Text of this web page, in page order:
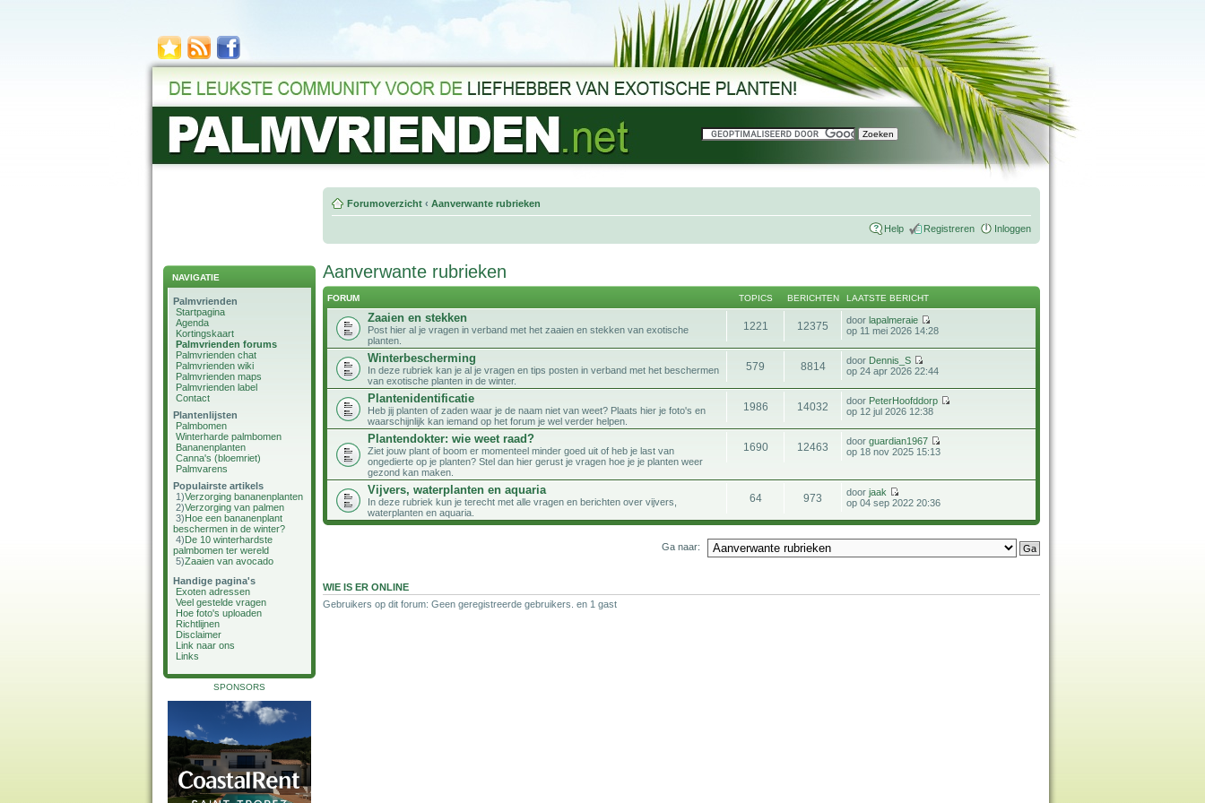
NAVIGATIE
Palmvrienden
Startpagina
Agenda
Kortingskaart
Palmvrienden forums
Palmvrienden chat
Palmvrienden wiki
Palmvrienden maps
Palmvrienden label
Contact
Plantenlijsten
Palmbomen
Winterharde palmbomen
Bananenplanten
Canna's (bloemriet)
Palmvarens
Populairste artikels
1)Verzorging bananenplanten
2)Verzorging van palmen
3)Hoe een bananenplant
beschermen in de winter?
4)De 10 winterhardste
palmbomen ter wereld
5)Zaaien van avocado
Handige pagina's
Exoten adressen
Veel gestelde vragen
Hoe foto's uploaden
Richtlijnen
Disclaimer
Link naar ons
Links
SPONSORS
Forumoverzicht ‹ Aanverwante rubrieken
Help Registreren Inloggen
Aanverwante rubrieken
FORUM TOPICS BERICHTEN LAATSTE BERICHT
Zaaien en stekken
Post hier al je vragen in verband met het zaaien en stekken van exotische
planten.
1221 12375 doorlapalmeraie
op 11 mei 2026 14:28
Winterbescherming
In deze rubriek kan je al je vragen en tips posten in verband met het beschermen
van exotische planten in de winter.
579 8814 door Dennis_S
op 24 apr 2026 22:44
Plantenidentificatie
Heb jij planten of zaden waar je de naam niet van weet? Plaats hier je foto's en
waarschijnlijk kan iemand op het forum je wel verder helpen.
1986 14032 door PeterHoofddorp
op 12 jul 2026 12:38
Plantendokter: wie weet raad?
Ziet jouw plant of boom er momenteel minder goed uit of heb je last van
ongedierte op je planten? Stel dan hier gerust je vragen hoe je je planten weer
gezond kan maken.
1690 12463 doorguardian1967
op 18 nov 2025 15:13
Vijvers, waterplanten en aquaria
In deze rubriek kun je terecht met alle vragen en berichten over vijvers,
waterplanten en aquaria.
64 973 doorjaak
op 04 sep 2022 20:36
Ga naar:
WIE IS ER ONLINE
Gebruikers op dit forum: Geen geregistreerde gebruikers. en 1 gast